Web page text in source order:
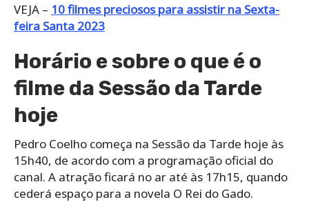
VEJA – 10 filmes preciosos para assistir na Sexta-
feira Santa 2023
Horário e sobre o que é o
filme da Sessão da Tarde
hoje
Pedro Coelho começa na Sessão da Tarde hoje às
15h40, de acordo com a programação oficial do
canal. A atração ficará no ar até às 17h15, quando
cederá espaço para a novela O Rei do Gado.